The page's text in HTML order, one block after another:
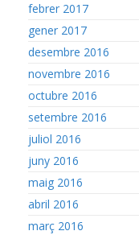
febrer 2017
gener 2017
desembre 2016
novembre 2016
octubre 2016
setembre 2016
juliol 2016
juny 2016
maig 2016
abril 2016
març 2016